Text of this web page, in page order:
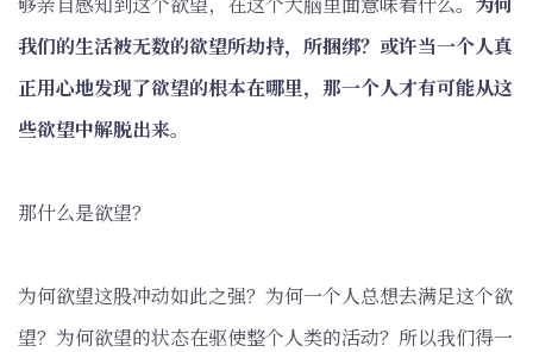
我们的生活被无数的欲望所劫持，所捆绑？或许当一个人真
正用心地发现了欲望的根本在哪里，那一个人才有可能从这
些欲望中解脱出来。
那什么是欲望？
为何欲望这股冲动如此之强？为何一个人总想去满足这个欲
望？为何欲望的状态在驱使整个人类的活动？所以我们得一